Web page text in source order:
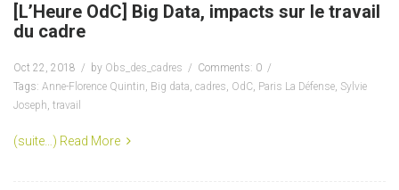
[L’Heure OdC] Big Data, impacts sur le travail
du cadre
Oct 22, 2018 by Obs_des_cadres
Comments: 0
Tags: Anne-Florence Quintin, Big data, cadres, OdC, Paris La Défense, Sylvie
Joseph, travail
(suite…) Read More